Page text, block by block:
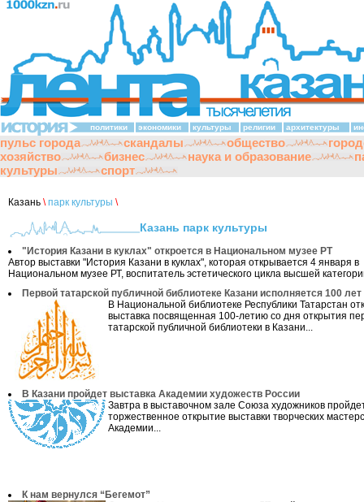
политики экономики культуры религии архитектуры
пульс города скандалы общество
хозяйство
бизнес наука и образование
культуры
спорт
Казань \ парк культуры \
Казань парк культуры
"История Казани в куклах" откроется в Национальном музее РТ
Автор выставки "История Казани в куклах", которая открывается 4 января в
Национальном музее РТ, воспитатель эстетического цикла высшей
Первой татарской публичной библиотеке Казани исполняется 100 лет
В Национальной библиотеке Республики Татарстан
выставка посвященная 100-летию со дня открытия
татарской публичной библиотеки в Казани...
В Казани пройдет выставка Академии художеств России
Завтра в выставочном зале Союза художников
торжественное открытие выставки творческих
Академии...
К нам вернулся “Бегемот”